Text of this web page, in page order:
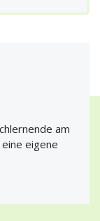
am
eigene